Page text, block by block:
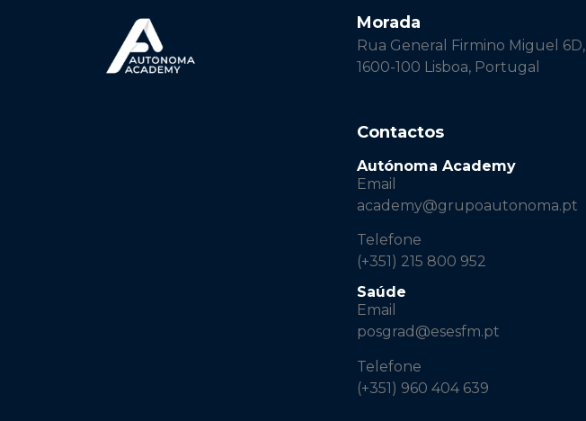
Morada
Rua General Firmino Miguel 6D,
1600-100 Lisboa, Portugal
Contactos
Autónoma Academy
Email
academy@grupoautonoma.pt
Telefone
(+351) 215 800 952
Saúde
Email
posgrad@esesfm.pt
Telefone
(+351) 960 404 639